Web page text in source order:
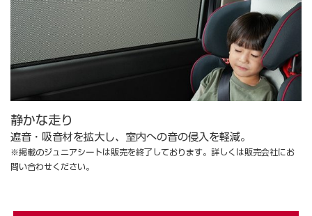
静かな走り
遮音・吸音材を拡大し、室内への音の侵入を軽減。
※掲載のジュニアシートは販売を終了しております。詳しくは販売会社にお
問い合わせください。